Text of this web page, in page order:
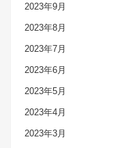
2023年9月
2023年8月
2023年7月
2023年6月
2023年5月
2023年4月
2023年3月